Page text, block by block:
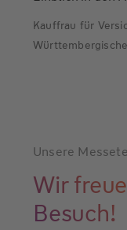
Unsere
Kauffrau für
Unsere
Wir
Besuch!